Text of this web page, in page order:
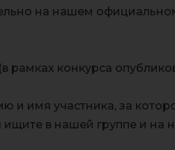
на нашем
конкурса
имя участника, за
ищите в нашей группе и